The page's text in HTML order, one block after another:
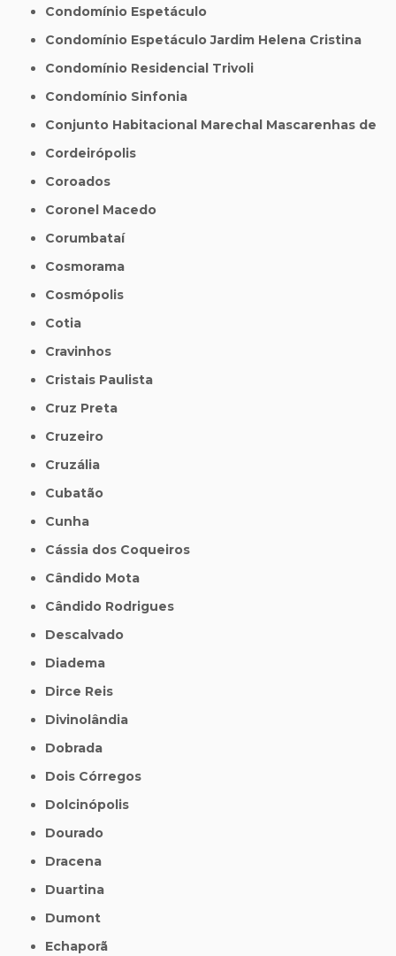
Condomínio Espetáculo
Condomínio Espetáculo Jardim Helena Cristina
Condomínio Residencial Trivoli
Condomínio Sinfonia
Conjunto Habitacional Marechal Mascarenhas de
Cordeirópolis
Coroados
Coronel Macedo
Corumbataí
Cosmorama
Cosmópolis
Cotia
Cravinhos
Cristais Paulista
Cruz Preta
Cruzeiro
Cruzália
Cubatão
Cunha
Cássia dos Coqueiros
Cândido Mota
Cândido Rodrigues
Descalvado
Diadema
Dirce Reis
Divinolândia
Dobrada
Dois Córregos
Dolcinópolis
Dourado
Dracena
Duartina
Dumont
Echaporã